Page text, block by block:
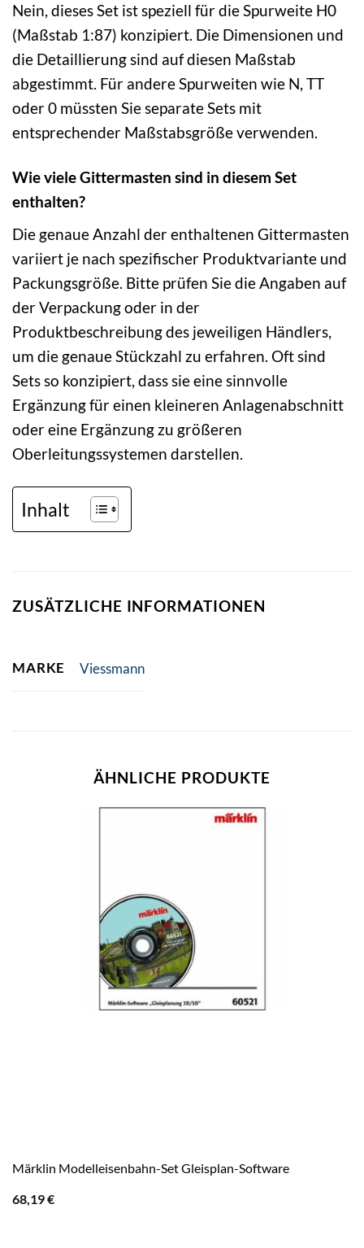
Nein, dieses Set ist speziell für die Spurweite H0
(Maßstab 1:87) konzipiert. Die Dimensionen und
die Detaillierung sind auf diesen Maßstab
abgestimmt. Für andere Spurweiten wie N, TT
oder 0 müssten Sie separate Sets mit
entsprechender Maßstabsgröße verwenden.
Wie viele Gittermasten sind in diesem Set
enthalten?
Die genaue Anzahl der enthaltenen Gittermasten
variiert je nach spezifischer Produktvariante und
Packungsgröße. Bitte prüfen Sie die Angaben auf
der Verpackung oder in der
Produktbeschreibung des jeweiligen Händlers,
um die genaue Stückzahl zu erfahren. Oft sind
Sets so konzipiert, dass sie eine sinnvolle
Ergänzung für einen kleineren Anlagenabschnitt
oder eine Ergänzung zu größeren
Oberleitungssystemen darstellen.
Inhalt
ZUSÄTZLICHE INFORMATIONEN
MARKE Viessmann
ÄHNLICHE PRODUKTE
Märklin Modelleisenbahn-Set Gleisplan-Software
68,19€